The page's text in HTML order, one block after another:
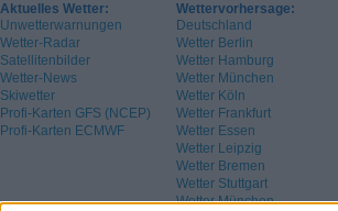
Aktuelles Wetter:
Unwetterwarnungen
Wetter-Radar
Satellitenbilder
Wetter-News
Skiwetter
Profi-Karten GFS (NCEP)
Profi-Karten ECMWF
Wettervorhersage:
Deutschland
Wetter Berlin
Wetter Hamburg
Wetter München
Wetter Köln
Wetter Frankfurt
Wetter Essen
Wetter Leipzig
Wetter Bremen
Wetter Stuttgart
Wetter München